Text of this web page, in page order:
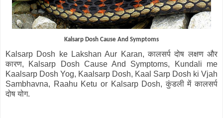
Kalsarp Dosh Cause And Symptoms
Kalsarp Dosh ke Lakshan Aur Karan, कालसर्प दोष लक्षण और
कारण, Kalsarp Dosh Cause And Symptoms, Kundali me
Kaalsarp Dosh Yog, Kaalsarp Dosh, Kaal Sarp Dosh ki Vjah
Sambhavna, Raahu Ketu or Kalsarp Dosh, कुंडली में कालसर्प
दोष योग.